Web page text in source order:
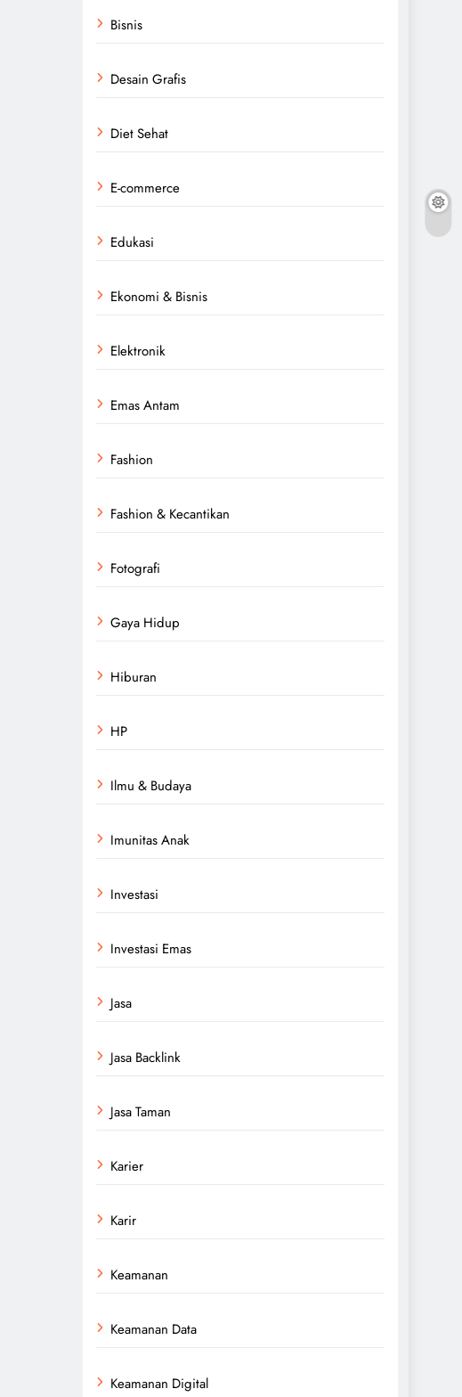
Bisnis
Desain Grafis
Diet Sehat
E-commerce
Edukasi
Ekonomi & Bisnis
Elektronik
Emas Antam
Fashion
Fashion & Kecantikan
Fotografi
Gaya Hidup
Hiburan
HP
Ilmu & Budaya
Imunitas Anak
Investasi
Investasi Emas
Jasa
Jasa Backlink
Jasa Taman
Karier
Karir
Keamanan
Keamanan Data
Keamanan Digital